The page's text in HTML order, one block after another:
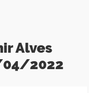
Alves
04/2022